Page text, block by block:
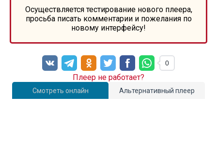
Осуществляется тестирование нового плеера,
просьба писать комментарии и пожелания по
новому интерфейсу!
Смотреть онлайн Альтернативный плеер
Плеер не работает?
0